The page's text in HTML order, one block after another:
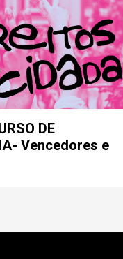
DE
Vencedores e